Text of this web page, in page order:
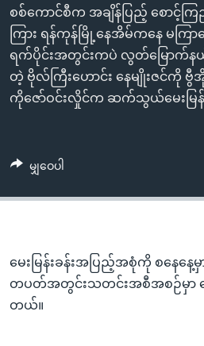
ရှာဖွေ
ရန်
နေရာ
သို့
ကျော်
ဘာသာစကားများ
စစ်ကောင်စီက အချိန်ပြည့် စောင့်က
ကြား ရန်ကုန်မြို့နေအိမ်ကနေ မကြာ
ရက်ပိုင်းအတွင်းကပဲ လွတ်မြောက်န
တဲ့ ဗိုလ်ကြီးဟောင်း နေမျိုးဇင်ကို
ကိုဇော်ဝင်းလှိုင်က ဆက်သွယ်မေးမြန်
မျှဝေပါ
မေးမြန်းခန်းအပြည့်အစုံကို စနေ
တပတ်အတွင်းသတင်းအစီအစဉ်မှာ စေ
တယ်။